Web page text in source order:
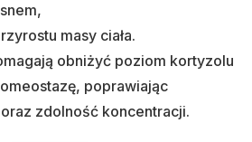
masy ciała.
obniżyć poziom kortyzolu
poprawiając
zdolność koncentracji.